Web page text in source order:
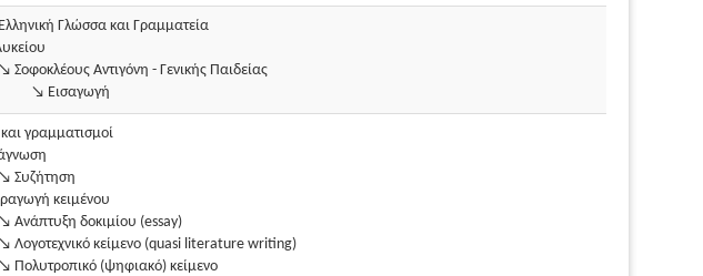
Γλώσσα και Γραμματεία
↘ Σοφοκλέους Αντιγόνη - Γενικής Παιδείας
↘ Εισαγωγή
γραμματισμοί
↘ Συζήτηση
κειμένου
↘ Ανάπτυξη δοκιμίου (essay)
↘ Λογοτεχνικό κείμενο (quasi literature writing)
↘ Πολυτροπικό (ψηφιακό) κείμενο